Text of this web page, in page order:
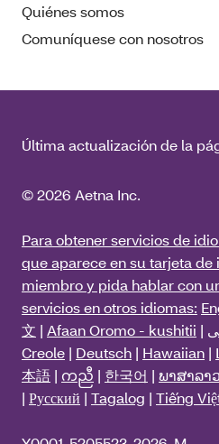
Quiénes somos
Comuníquese con nosotros
Última actualización de la
© 2026 Aetna Inc.
Para obtener servicios de
que aparece en su tarjeta
miembro y pida hablar con
servicios en otros idiomas:
文 | Afaan Oromo - kushitii |
Creole | Deutsch | Hawaiian |
本語 | ကညီ | 한국어 | ພາສາລາວ
| Русский | Tagalog | Tiếng